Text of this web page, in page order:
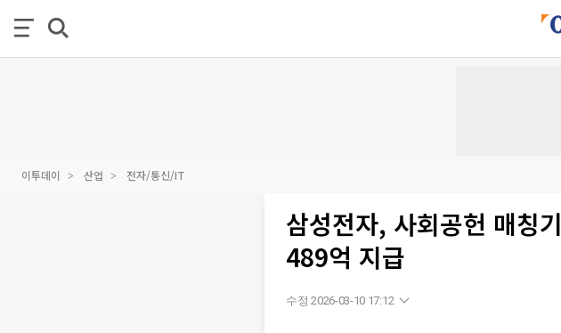
이투데이 산업 전자/통신/IT
삼성전자, 사회공헌 매칭
489억 지급
수정 2026-03-10 17:12